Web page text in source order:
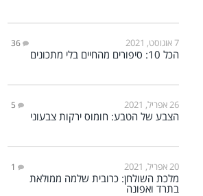
7 אוגוסט, 2021 36
הכל 10: סיפורים מהחיים בלי מתכונים
26 אפריל, 2021 5
הצבע של הטבע: חומוס ירקות צבעוני
20 אפריל, 2021 1
מלכת השולחן: כרובית שלמה ממולאת
בתרד ואפונה